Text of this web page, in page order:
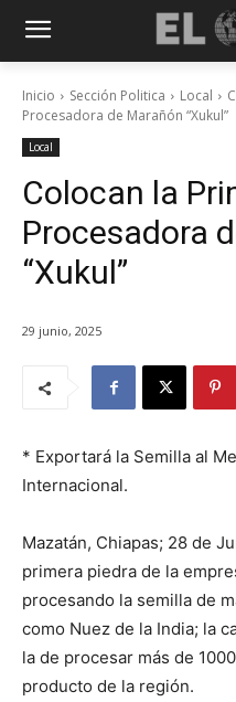
Inicio Sección Politica Local
Procesadora de Marañón “Xukul”
Local
Colocan la
Procesadora
“Xukul”
29 junio, 2025
* Exportará la Semilla al
Internacional.
Mazatán, Chiapas; 28 de
primera piedra de la
procesando la semilla de
como Nuez de la India; la
la de procesar más de
producto de la región.